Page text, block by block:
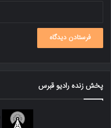
پخش زنده رادیو قبرس